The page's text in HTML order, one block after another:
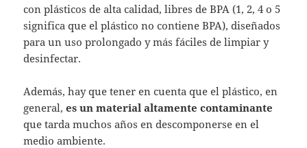
con plásticos de alta calidad, libres de BPA (1, 2, 4 o 5
significa que el plástico no contiene BPA), diseñados
para un uso prolongado y más fáciles de limpiar y
desinfectar.
Además, hay que tener en cuenta que el plástico, en
general,es un material altamente contaminante
que tarda muchos años en descomponerse en el
medio ambiente.